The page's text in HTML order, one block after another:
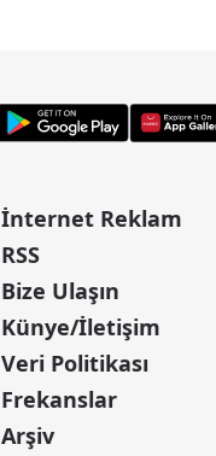
İnternet Reklam
RSS
Bize Ulaşın
Künye/İletişim
Veri Politikası
Frekanslar
Arşiv